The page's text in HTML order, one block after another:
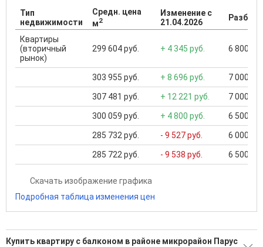
Тип
недвижимости
Средн. цена
м2
Изменение с
21.04.2026
Квартиры
(вторичный
рынок)
299 604 руб. + 4 345 руб. 6 800
303 955 руб. + 8 696 руб. 7 000
307 481 руб. + 12 221 руб. 7 000
300 059 руб. + 4 800 руб. 6 500
285 732 руб. - 9 527 руб. 6 000
285 722 руб. - 9 538 руб. 6 500
Скачать изображение графика
Подробная таблица изменения цен
Купить квартиру с балконом в районе микрорайон Парус